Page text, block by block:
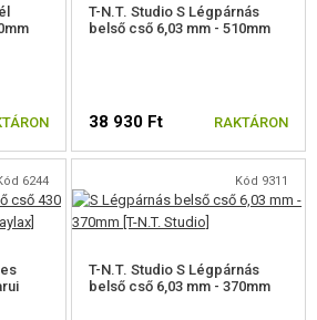
T-N.T. Studio S Légpárnás
belső cső 6,03 mm - 510mm
38 930 Ft RAKTÁRON
6244 Kód 9311
T-N.T. Studio S Légpárnás
belső cső 6,03 mm - 370mm